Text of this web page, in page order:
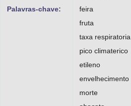
Palavras-chave:
feira
fruta
taxa respiratoria
pico climaterico
etileno
envelhecimento
morte